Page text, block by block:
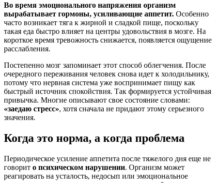
Во время эмоционального напряжения организм
вырабатывает гормоны, усиливающие аппетит. Особенно
часто возникает тяга к жирной и сладкой пище, поскольку
такая еда быстро влияет на центры удовольствия в мозге. На
короткое время тревожность снижается, появляется ощущение
расслабления.
Постепенно мозг запоминает этот способ облегчения. После
очередного переживания человек снова идет к холодильнику,
потому что нервная система уже воспринимает пищу как
быстрый источник спокойствия. Так формируется устойчивая
привычка. Многие описывают свое состояние словами:
«заедаю стресс», хотя сначала не придают этому серьезного
значения.
Когда это норма, а когда проблема
Периодическое усиление аппетита после тяжелого дня еще не
говорит о психическом нарушении. Организм может
реагировать на усталость, недосып или эмоциональное